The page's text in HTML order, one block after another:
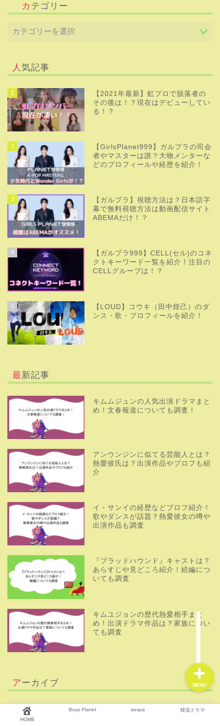
カテゴリー
人気記事
1
【2021年最新】虹プロで脱落者の
その後は！？現在はデビューしてい
る！？
2
【GirlsPlanet999】ガルプラの司会
者やマスターは誰？大物メンターな
どのプロフィールや経歴を紹介！
3
【ガルプラ】視聴方法は？日本語字
幕で無料視聴方法は動画配信サイト
ABEMAだけ！？
4
【ガルプラ999】CELL(セル)のコネ
クトキーワード一覧を紹介！注目の
CELLグループは！？
5
【LOUD】コウキ（田中煌己）のダ
ンス・歌・プロフィールを紹介！
最新記事
キムムジュンの人気出演ドラマまと
め！文春報道についても調査！
アンウンジンに似てる芸能人とは？
熱愛彼氏は？出演作品やプロフも紹
介
イ・サンイの経歴などプロフ紹介！
歌やダンスが話題？熱愛彼女の噂や
出演作品も調査
『ブラッドハウンド』キャストは？
あらすじや見どころ紹介！続編につ
いても調査
キムユジョンの歴代熱愛相手まと
め！出演ドラマ作品は？家族につい
ても調査
アーカイブ
HOME
Boys Planet aespa 韓流ドラマ
MENU
Boys Planet
韓流ドラマ